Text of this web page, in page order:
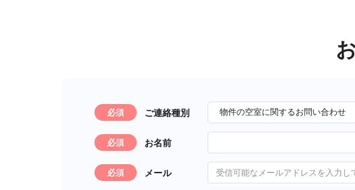
必須 ご連絡種別
必須 お名前
必須 メール